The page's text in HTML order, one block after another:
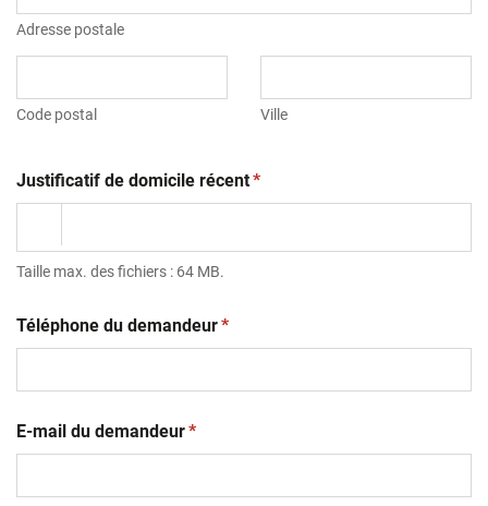
Adresse postale
Code postal Ville
Justificatif de domicile récent(obligatoire)
*
Taille max. des fichiers : 64 MB.
Téléphone du demandeur(obligatoire)
*
E-mail du demandeur(obligatoire)
*